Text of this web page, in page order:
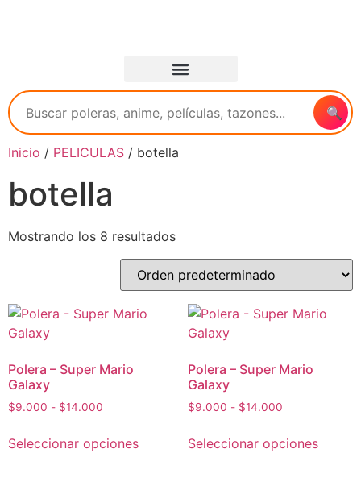
🔍
Inicio / PELICULAS / botella
botella
Mostrando los 8 resultados
Polera – Super Mario
Galaxy
$9.000 - $14.000
Seleccionar opciones
Polera – Super Mario
Galaxy
$9.000 - $14.000
Seleccionar opciones